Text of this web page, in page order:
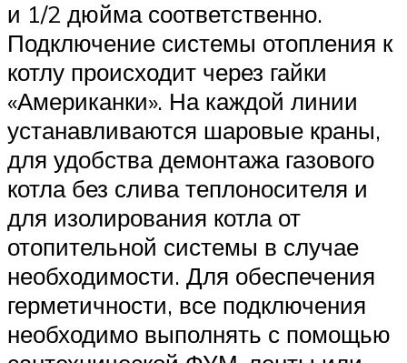
и 1/2 дюйма соответственно.
Подключение системы отопления к
котлу происходит через гайки
«Американки». На каждой линии
устанавливаются шаровые краны,
для удобства демонтажа газового
котла без слива теплоносителя и
для изолирования котла от
отопительной системы в случае
необходимости. Для обеспечения
герметичности, все подключения
необходимо выполнять с помощью